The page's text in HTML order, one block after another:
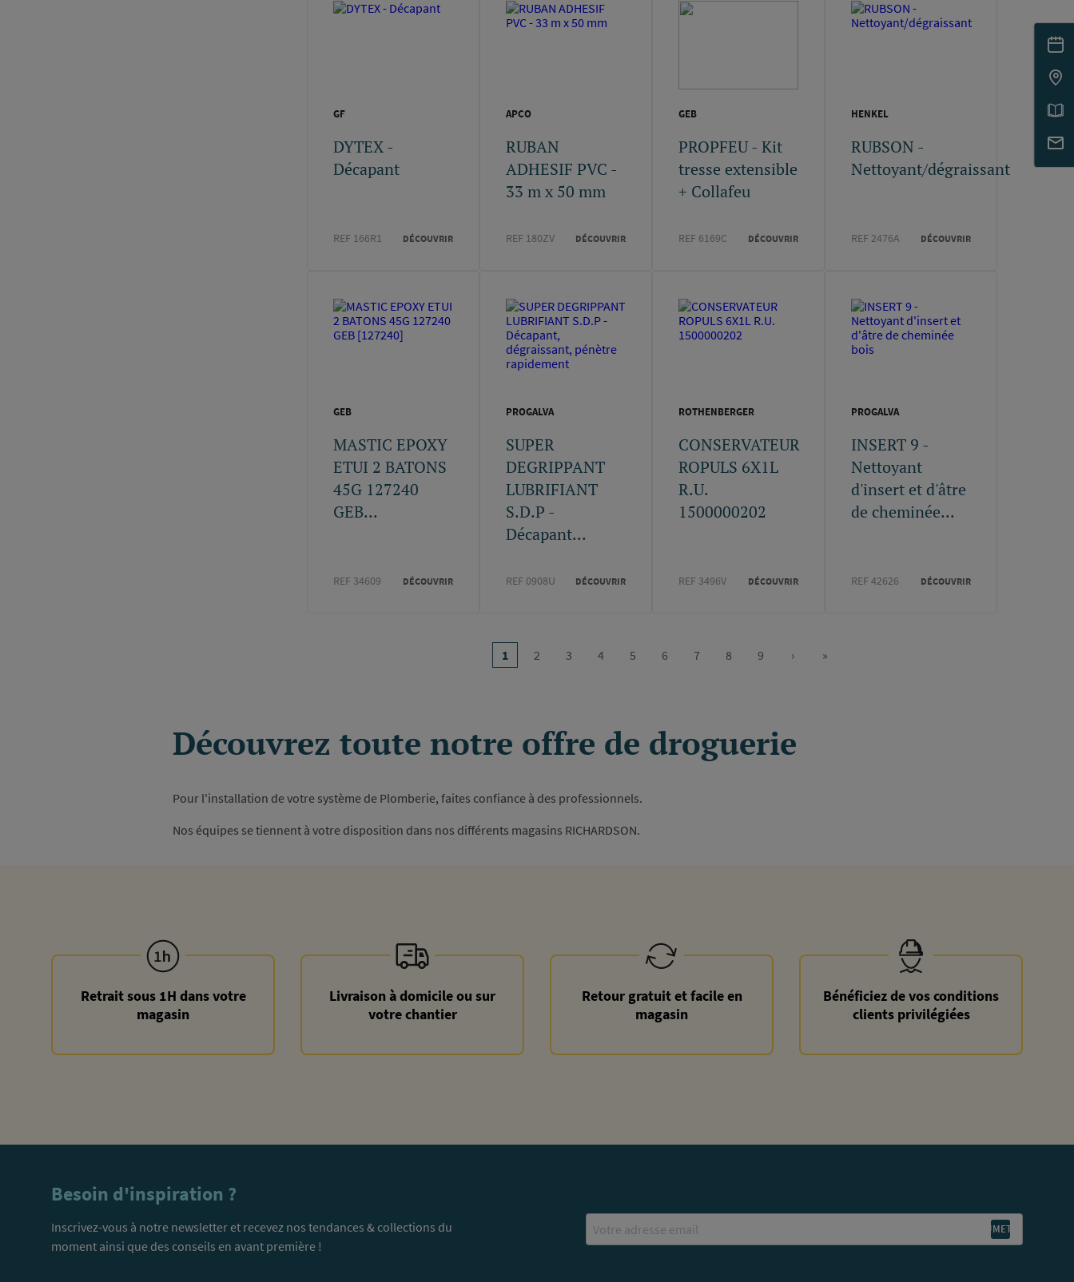
GF
DYTEX -
Décapant
REF 166R1 DÉCOUVRIR
APCO
RUBAN
ADHESIF PVC -
33 m x 50 mm
REF 180ZV DÉCOUVRIR
GEB
PROPFEU - Kit
tresse extensible
+ Collafeu
REF 6169C DÉCOUVRIR
HENKEL
RUBSON -
Nettoyant/dégraissant
REF 2476A DÉCOUVRIR
GEB
MASTIC EPOXY
ETUI 2 BATONS
45G 127240
GEB...
REF 34609 DÉCOUVRIR
PROGALVA
SUPER
DEGRIPPANT
LUBRIFIANT
S.D.P -
Décapant...
REF 0908U DÉCOUVRIR
ROTHENBERGER
CONSERVATEUR
ROPULS 6X1L
R.U.
1500000202
REF 3496V DÉCOUVRIR
PROGALVA
INSERT 9 -
Nettoyant
d'insert et d'âtre
de cheminée...
REF 42626 DÉCOUVRIR
Page
1 Page
2 Page
3 Page
4 Page
5 Page
6 Page
7 Page
8 Page
9
Page
›
Dernière
»
Découvrez toute notre offre de droguerie
Pour l'installation de votre système de Plomberie, faites confiance à des professionnels.
Nos équipes se tiennent à votre disposition dans nos différents magasins RICHARDSON.
Retrait sous 1H dans votre
magasin
Livraison à domicile ou sur
votre chantier
Retour gratuit et facile en
magasin
Bénéficiez de vos conditions
clients privilégiées
Besoin d'inspiration ?
Inscrivez-vous à notre newsletter et recevez nos tendances & collections du
moment ainsi que des conseils en avant première !
Email